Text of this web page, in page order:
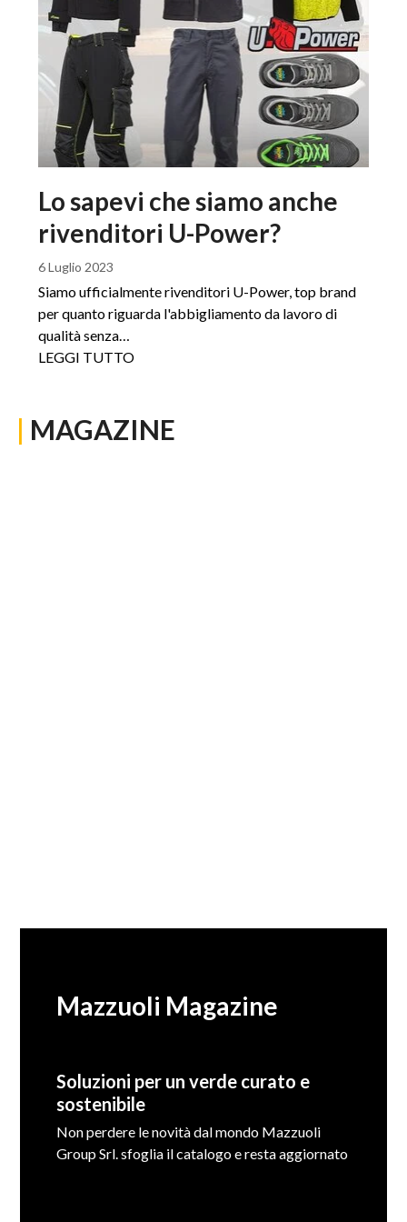
Lo sapevi che siamo anche
rivenditori U-Power?
6 Luglio 2023
Siamo ufficialmente rivenditori U-Power, top brand
per quanto riguarda l'abbigliamento da lavoro di
qualità senza…
LEGGI TUTTO
| MAGAZINE
Mazzuoli Magazine
Soluzioni per un verde curato e
sostenibile
Non perdere le novità dal mondo Mazzuoli
Group Srl. sfoglia il catalogo e resta aggiornato